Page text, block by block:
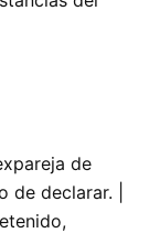
de
declarar. |